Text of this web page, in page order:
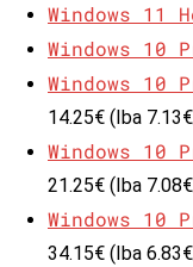
Windows 11
Windows 10
Windows 10
14.25€ (Iba
Windows 10
21.25€ (Iba
Windows 10
34.15€ (Iba